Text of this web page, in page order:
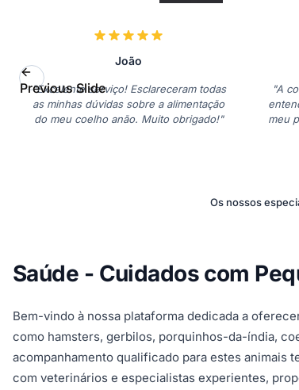
João
"Excelente serviço! Esclareceram todas
as minhas dúvidas sobre a alimentação
do meu coelho anão. Muito obrigado!"
"A
meu
Previous Slide
Os nossos
Saúde - Cuidados com
Bem-vindo à nossa plataforma dedicada a
como hamsters, gerbilos, porquinhos-da-índia,
acompanhamento qualificado para estes animais
com veterinários e especialistas experientes,